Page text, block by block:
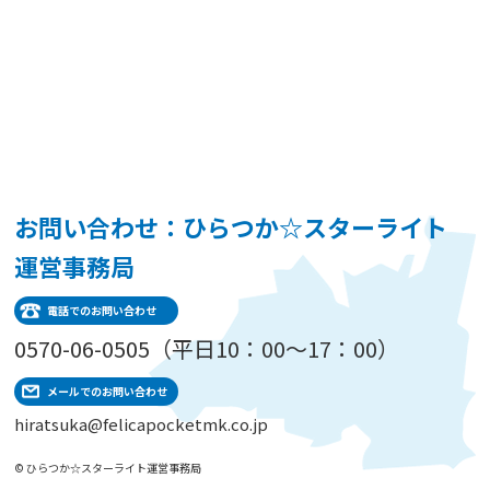
お問い合わせ：ひらつか☆スターライト
運営事務局
電話でのお問い合わせ
0570-06-0505（平日10：00～17：00）
メールでのお問い合わせ
hiratsuka@felicapocketmk.co.jp
© ひらつか☆スターライト運営事務局